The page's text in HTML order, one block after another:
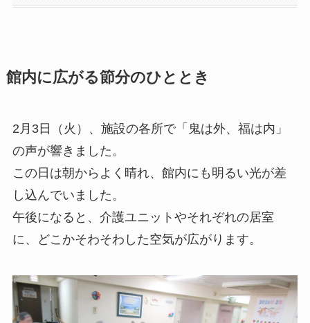
館内に広がる節分のひととき
2月3日（火）、施設の各所で「鬼は外、福は内」
の声が響きました。
この日は朝からよく晴れ、館内にも明るい光が差
し込んでいました。
午後になると、介護ユニットやそれぞれの居室
に、どこかそわそわした空気が広がります。